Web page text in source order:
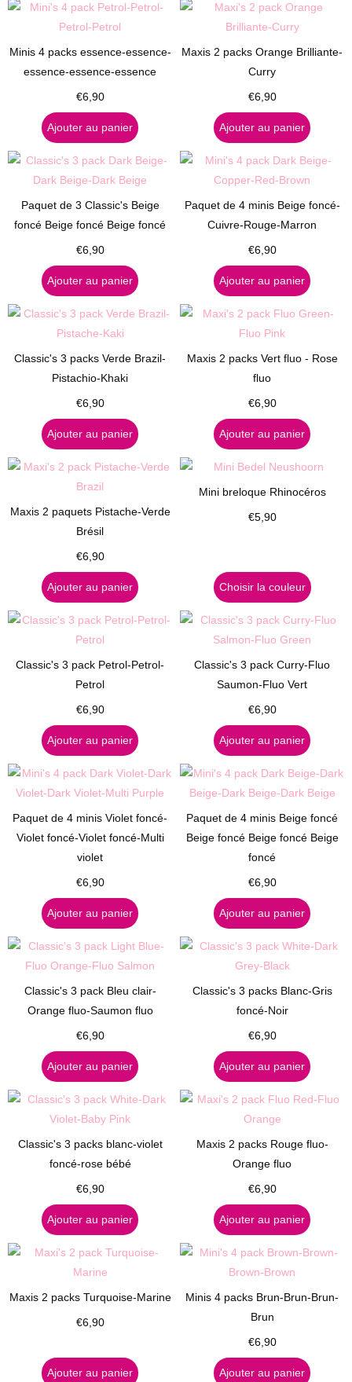
Minis 4 packs essence-essence-
essence-essence-essence
€6,90
Ajouter au panier
Maxis 2 packs Orange Brilliante-
Curry
€6,90
Ajouter au panier
Paquet de 3 Classic's Beige
foncé Beige foncé Beige foncé
€6,90
Ajouter au panier
Paquet de 4 minis Beige foncé-
Cuivre-Rouge-Marron
€6,90
Ajouter au panier
Classic's 3 packs Verde Brazil-
Pistachio-Khaki
€6,90
Ajouter au panier
Maxis 2 packs Vert fluo - Rose
fluo
€6,90
Ajouter au panier
Maxis 2 paquets Pistache-Verde
Brésil
€6,90
Ajouter au panier
Mini breloque Rhinocéros
€5,90
Choisir la couleur
Classic's 3 pack Petrol-Petrol-
Petrol
€6,90
Ajouter au panier
Classic's 3 pack Curry-Fluo
Saumon-Fluo Vert
€6,90
Ajouter au panier
Paquet de 4 minis Violet foncé-
Violet foncé-Violet foncé-Multi
violet
€6,90
Ajouter au panier
Paquet de 4 minis Beige foncé
Beige foncé Beige foncé Beige
foncé
€6,90
Ajouter au panier
Classic's 3 pack Bleu clair-
Orange fluo-Saumon fluo
€6,90
Ajouter au panier
Classic's 3 packs Blanc-Gris
foncé-Noir
€6,90
Ajouter au panier
Classic's 3 packs blanc-violet
foncé-rose bébé
€6,90
Ajouter au panier
Maxis 2 packs Rouge fluo-
Orange fluo
€6,90
Ajouter au panier
Maxis 2 packs Turquoise-Marine
€6,90
Ajouter au panier
Minis 4 packs Brun-Brun-Brun-
Brun
€6,90
Ajouter au panier